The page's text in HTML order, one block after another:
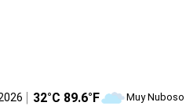
32°C 89.6°F Muy Nuboso